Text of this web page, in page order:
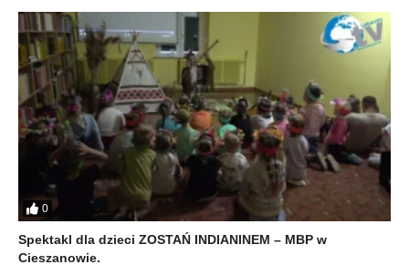
0
Spektakl dla dzieci ZOSTAŃ INDIANINEM – MBP w
Cieszanowie.